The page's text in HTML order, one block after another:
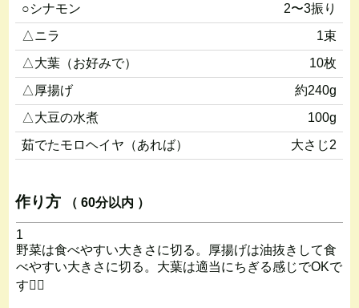
○シナモン
2〜3振り
△ニラ
1束
△大葉（お好みで）
10枚
△厚揚げ
約240g
△大豆の水煮
100g
茹でたモロヘイヤ（あれば）
大さじ2
作り方 （ 60分以内 ）
1
野菜は食べやすい大きさに切る。厚揚げは油抜きして食
べやすい大きさに切る。大葉は適当にちぎる感じでOKで
す🙆‍♀️